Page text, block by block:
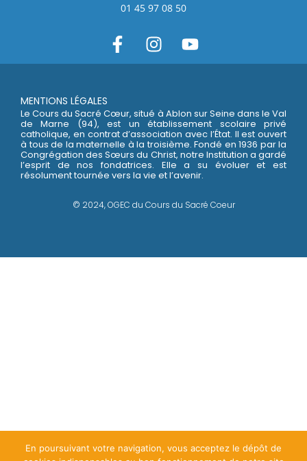
01 45 97 08 50
MENTIONS LÉGALES
Le Cours du Sacré Cœur, situé à Ablon sur Seine dans le Val
de Marne (94), est un établissement scolaire privé
catholique, en contrat d’association avec l’État. Il est ouvert
à tous de la maternelle à la troisième. Fondé en 1936 par la
Congrégation des Sœurs du Christ, notre Institution a gardé
l’esprit de nos fondatrices. Elle a su évoluer et est
résolument tournée vers la vie et l’avenir.
© 2024, OGEC du Cours du Sacré Coeur
En poursuivant votre navigation, vous acceptez le dépôt de